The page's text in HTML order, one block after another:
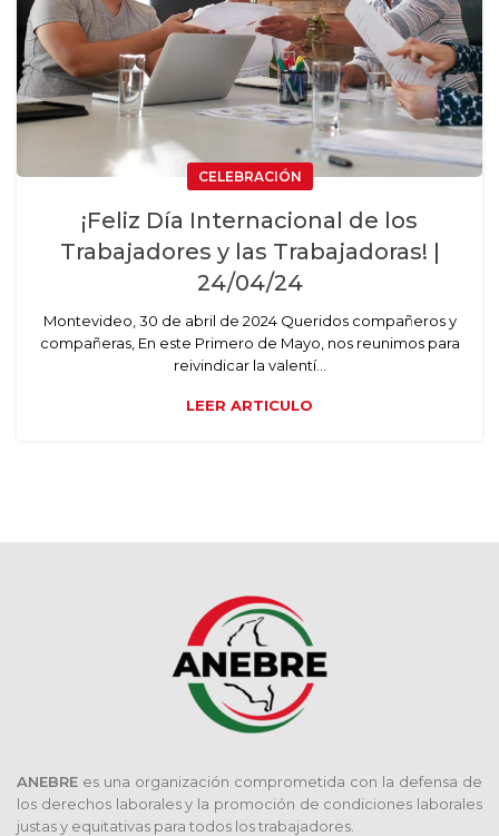
CELEBRACIÓN
¡Feliz Día Internacional de los
Trabajadores y las Trabajadoras! |
24/04/24
Montevideo, 30 de abril de 2024 Queridos compañeros y
compañeras, En este Primero de Mayo, nos reunimos para
reivindicar la valentí...
LEER ARTICULO
ANEBRE es una organización comprometida con la defensa de
los derechos laborales y la promoción de condiciones laborales
justas y equitativas para todos los trabajadores.